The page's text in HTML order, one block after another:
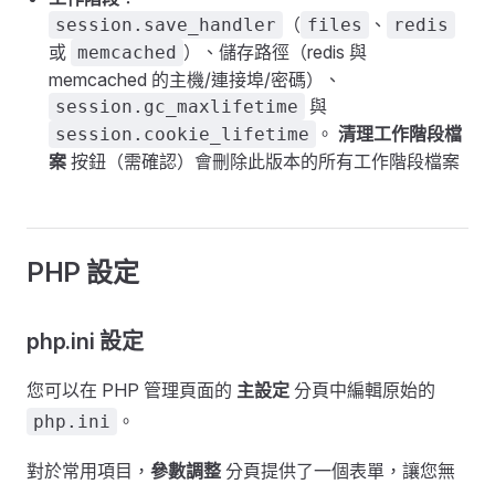
session.save_handler （ files 、 redis
或 memcached ）、儲存路徑（redis 與
memcached 的主機/連接埠/密碼）、
session.gc_maxlifetime 與
session.cookie_lifetime 。 清理工作階段檔
案 按鈕（需確認）會刪除此版本的所有工作階段檔案
PHP 設定
php.ini 設定
您可以在 PHP 管理頁面的 主設定 分頁中編輯原始的
php.ini 。
對於常用項目， 參數調整 分頁提供了一個表單，讓您無